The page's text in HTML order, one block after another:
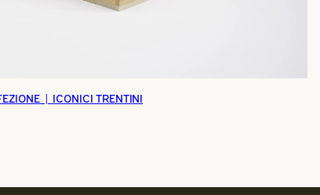
| ICONICI TRENTINI